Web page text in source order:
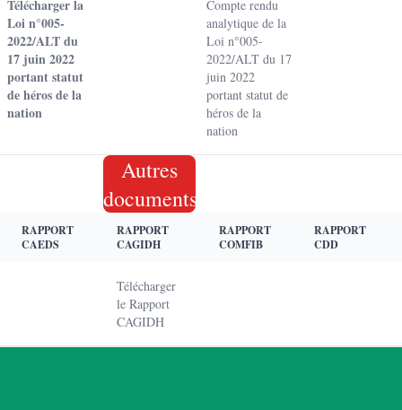
Télécharger la
Loi n°005-
2022/ALT du
17 juin 2022
portant statut
de héros de la
nation
Compte rendu
analytique de la
Loi n°005-
2022/ALT du 17
juin 2022
portant statut de
héros de la
nation
Autres
documents
RAPPORT
CAEDS
RAPPORT
CAGIDH
RAPPORT
COMFIB
RAPPORT
CDD
Télécharger
le Rapport
CAGIDH